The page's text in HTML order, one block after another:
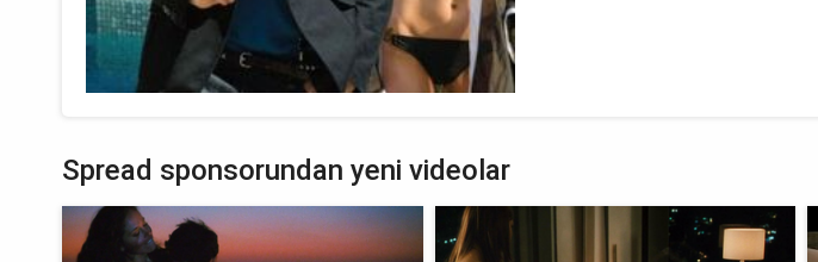
Spread sponsorundan yeni videolar